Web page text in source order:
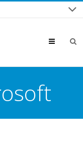
Menu